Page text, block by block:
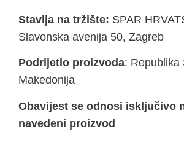
Stavlja na tržište: SPAR
Slavonska avenija 50, Zagreb
Podrijetlo proizvoda: Republika
Makedonija
Obavijest se odnosi isključivo
navedeni proizvod